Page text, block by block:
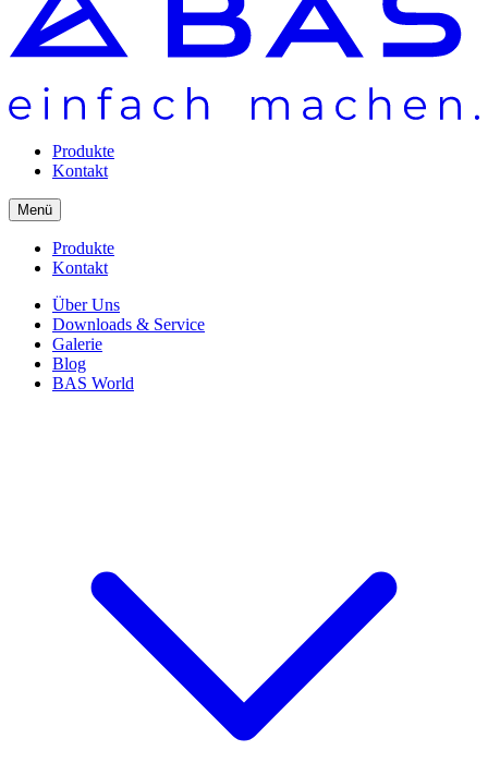
Produkte
Kontakt
Menü
Produkte
Kontakt
Über Uns
Downloads & Service
Galerie
Blog
BAS World